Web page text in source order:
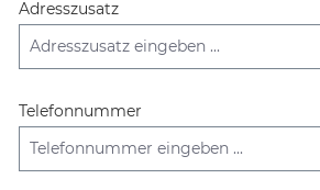
Adresszusatz
Telefonnummer